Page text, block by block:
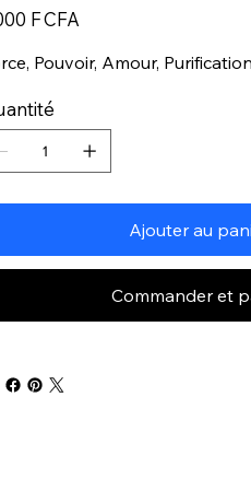
F CFA
Pouvoir, Amour,
Ajouter au
Commander et